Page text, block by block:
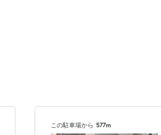
この駐車場から 577m
次へ